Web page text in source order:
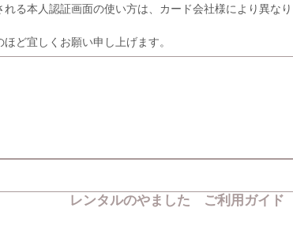
る本人認証画面の使い方は、カード会社様により異なり
ど宜しくお願い申し上げます。
レンタルのやました ご利用ガイド